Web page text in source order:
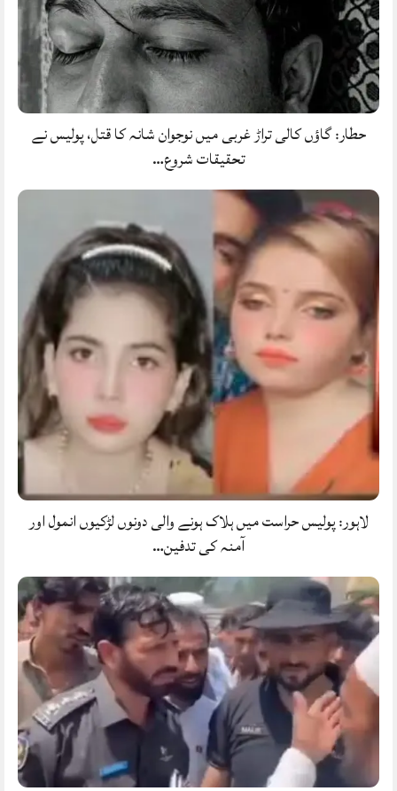
حطار: گاؤں کالی تراڑ غربی میں نوجوان شانہ کا قتل، پولیس نے
تحقیقات شروع…
لاہور: پولیس حراست میں ہلاک ہونے والی دونوں لڑکیوں انمول اور
آمنہ کی تدفین…